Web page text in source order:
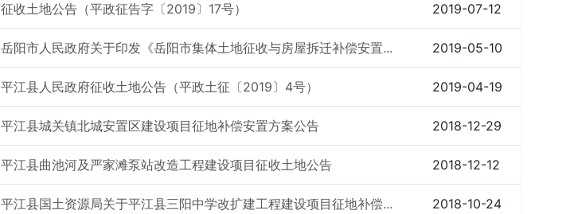
征收土地公告（平政征告字〔2019〕17号） 2019-07-12
岳阳市人民政府关于印发《岳阳市集体土地征收与房屋拆迁补偿安置... 2019-05-10
平江县人民政府征收土地公告（平政土征〔2019〕4号） 2019-04-19
平江县城关镇北城安置区建设项目征地补偿安置方案公告 2018-12-29
平江县曲池河及严家滩泵站改造工程建设项目征收土地公告 2018-12-12
平江县国土资源局关于平江县三阳中学改扩建工程建设项目征地补偿... 2018-10-24